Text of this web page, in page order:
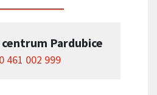
Pardubice
461 002 999